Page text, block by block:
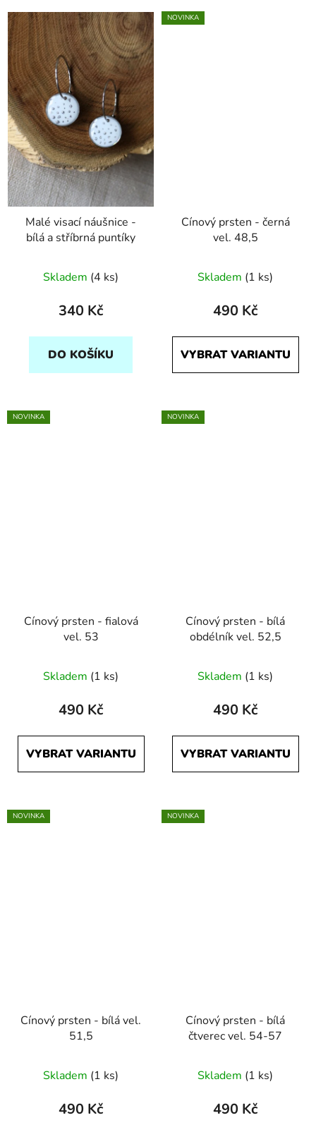
Malé visací náušnice -
bílá a stříbrná puntíky
Skladem (4 ks)
340 Kč
DO KOŠÍKU
NOVINKA
Cínový prsten - černá
vel. 48,5
Skladem (1 ks)
490 Kč
VYBRAT VARIANTU
NOVINKA
Cínový prsten - fialová
vel. 53
Skladem (1 ks)
490 Kč
VYBRAT VARIANTU
NOVINKA
Cínový prsten - bílá
obdélník vel. 52,5
Skladem (1 ks)
490 Kč
VYBRAT VARIANTU
NOVINKA
Cínový prsten - bílá vel.
51,5
Skladem (1 ks)
490 Kč
NOVINKA
Cínový prsten - bílá
čtverec vel. 54-57
Skladem (1 ks)
490 Kč